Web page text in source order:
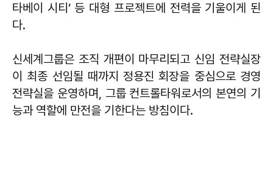
타베이 시티’ 등 대형 프로젝트에 전력을 기울이게 된
다.
신세계그룹은 조직 개편이 마무리되고 신임 전략실장
이 최종 선임될 때까지 정용진 회장을 중심으로 경영
전략실을 운영하며, 그룹 컨트롤타워로서의 본연의 기
능과 역할에 만전을 기한다는 방침이다.